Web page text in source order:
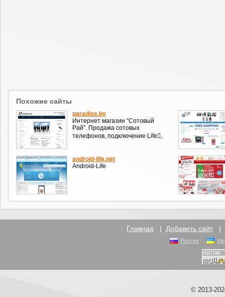
Похожие сайты
paradise.by
Интернет магазин “Сотовый
Рай”. Продажа сотовых
телефонов, подключение Life,
android-life.net
Android-Life
Главная | Добавить сайт |
Россия
© 2013-